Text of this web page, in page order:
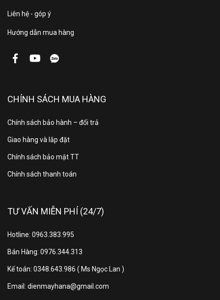
Tốc độ
vắt:
giặt
Lượng
tiêu thụ:
Khử
mùi:
Liên hệ - góp ý
Hướng dẫn mua hàng
CHÍNH SÁCH MUA HÀNG
Chính sách bảo hành – đổi trả
Giao hàng và lắp đặt
Chính sách bảo mật TT
Chính sách thanh toán
TƯ VẤN MIỄN PHÍ (24/7)
Hotline: 0963.383.995
Bán Hàng: 0976.344.313
Kế toán: 0348.643.986 ( Ms Ngọc Lan )
Email: dienmayhana@gmail.com